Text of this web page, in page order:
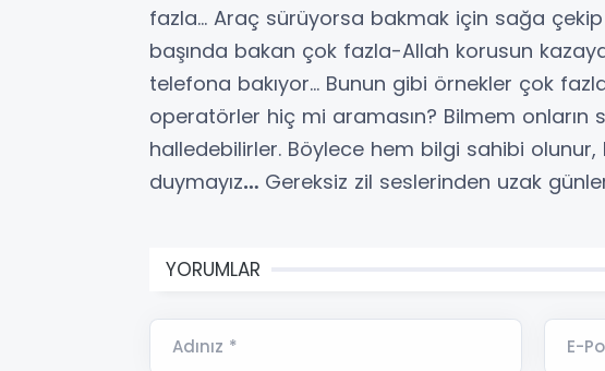
fazla… Araç sürüyorsa bakmak için sağa
başında bakan çok fazla-Allah korusun
telefona bakıyor… Bunun gibi örnekler çok
operatörler hiç mi aramasın? Bilmem onların
halledebilirler. Böylece hem bilgi sahibi
duymayız… Gereksiz zil seslerinden uzak
YORUMLAR
Adınız * E-